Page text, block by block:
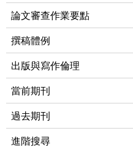
論文審查作業要點
撰稿體例
出版與寫作倫理
當前期刊
過去期刊
進階搜尋